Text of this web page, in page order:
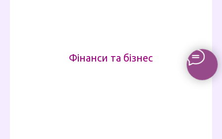
Фінанси та бізнес